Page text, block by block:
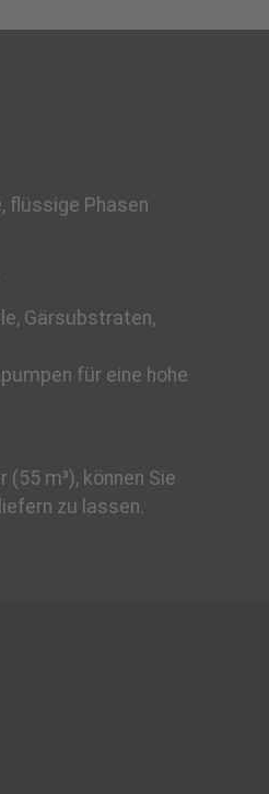
flüssige Phasen
Gärsubstraten,
für eine hohe
m³), können Sie
zu lassen.